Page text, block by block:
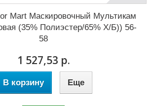
Mart Маскировочный Мультикам
(35% Полиэстер/65% Х/Б)) 56-
58
1 527,53 р.
В корзину Еще